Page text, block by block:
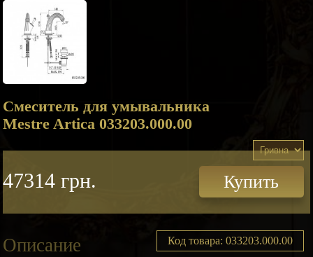
Смеситель для умывальника
Mestre Artica 033203.000.00
47314 грн. Купить
Описание Код товара: 033203.000.00